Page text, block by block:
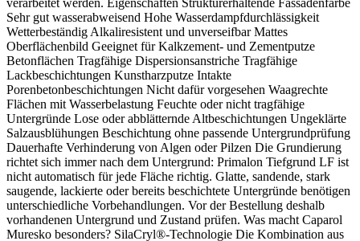
verarbeitet werden. Eigenschaften Strukturerhaltende Fassadenfarbe
Sehr gut wasserabweisend Hohe Wasserdampfdurchlässigkeit
Wetterbeständig Alkaliresistent und unverseifbar Mattes
Oberflächenbild Geeignet für Kalkzement- und Zementputze
Betonflächen Tragfähige Dispersionsanstriche Tragfähige
Lackbeschichtungen Kunstharzputze Intakte
Porenbetonbeschichtungen Nicht dafür vorgesehen Waagrechte
Flächen mit Wasserbelastung Feuchte oder nicht tragfähige
Untergründe Lose oder abblätternde Altbeschichtungen Ungeklärte
Salzausblühungen Beschichtung ohne passende Untergrundprüfung
Dauerhafte Verhinderung von Algen oder Pilzen Die Grundierung
richtet sich immer nach dem Untergrund: Primalon Tiefgrund LF ist
nicht automatisch für jede Fläche richtig. Glatte, sandende, stark
saugende, lackierte oder bereits beschichtete Untergründe benötigen
unterschiedliche Vorbehandlungen. Vor der Bestellung deshalb
vorhandenen Untergrund und Zustand prüfen. Was macht Caparol
Muresko besonders? SilaCryl®-Technologie Die Kombination aus